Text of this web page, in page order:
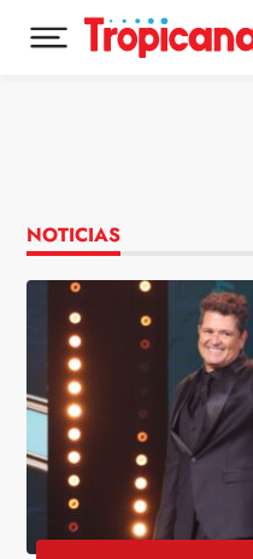
Desplegar menú
NOTICIAS